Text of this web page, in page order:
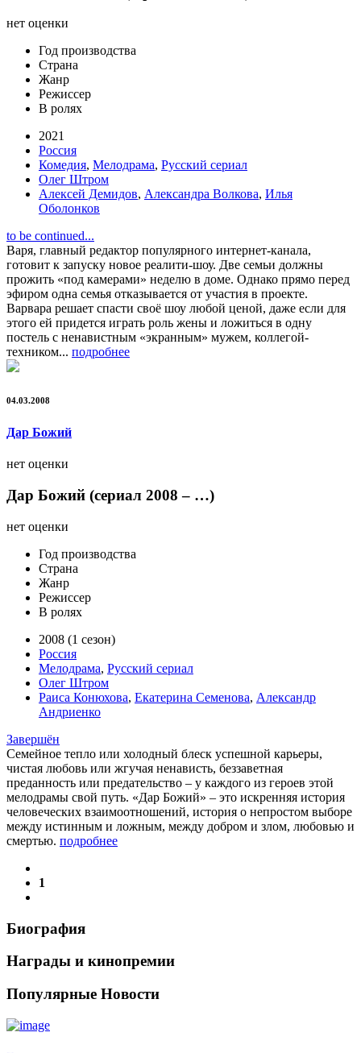
нет оценки
Год производства
Страна
Жанр
Режиссер
В ролях
2021
Россия
Комедия, Мелодрама, Русский сериал
Олег Штром
Алексей Демидов, Александра Волкова, Илья
Оболонков
to be continued...
Варя, главный редактор популярного интернет-канала,
готовит к запуску новое реалити-шоу. Две семьи должны
прожить «под камерами» неделю в доме. Однако прямо перед
эфиром одна семья отказывается от участия в проекте.
Варвара решает спасти своё шоу любой ценой, даже если для
этого ей придется играть роль жены и ложиться в одну
постель с ненавистным «экранным» мужем, коллегой-
техником... подробнее
04.03.2008
Дар Божий
нет оценки
Дар Божий (сериал 2008 – …)
нет оценки
Год производства
Страна
Жанр
Режиссер
В ролях
2008 (1 сезон)
Россия
Мелодрама, Русский сериал
Олег Штром
Раиса Конюхова, Екатерина Семенова, Александр
Андриенко
Завершён
Семейное тепло или холодный блеск успешной карьеры,
чистая любовь или жгучая ненависть, беззаветная
преданность или предательство – у каждого из героев этой
мелодрамы свой путь. «Дар Божий» – это искренняя история
человеческих взаимоотношений, история о непростом выборе
между истинным и ложным, между добром и злом, любовью и
смертью. подробнее
1
Биография
Награды и кинопремии
Популярные Новости